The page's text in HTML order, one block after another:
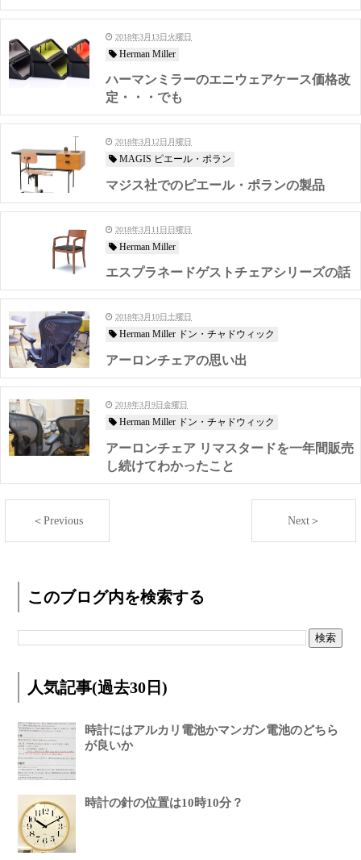
2018年3月13日火曜日
Herman Miller
ハーマンミラーのエニウェアケース価格改
定・・・でも
2018年3月12日月曜日
MAGIS ピエール・ポラン
マジス社でのピエール・ポランの製品
2018年3月11日日曜日
Herman Miller
エスプラネードゲストチェアシリーズの話
2018年3月10日土曜日
Herman Miller ドン・チャドウィック
アーロンチェアの思い出
2018年3月9日金曜日
Herman Miller ドン・チャドウィック
アーロンチェア リマスタードを一年間販売
し続けてわかったこと
＜Previous Next＞
このブログ内を検索する
人気記事(過去30日)
時計にはアルカリ電池かマンガン電池のどちら
が良いか
時計の針の位置は10時10分？